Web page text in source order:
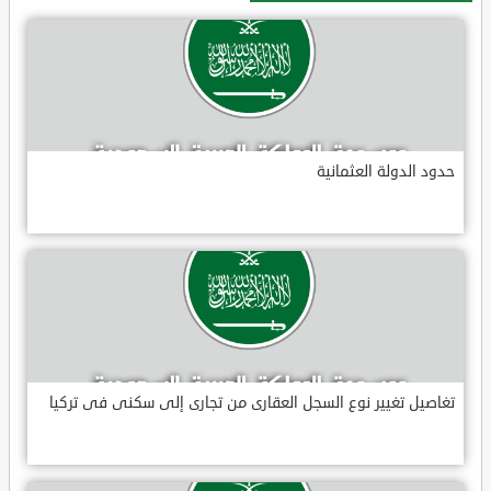
حدود الدولة العثمانية
تغاصيل تغيير نوع السجل العقارى من تجارى إلى سكنى فى تركيا